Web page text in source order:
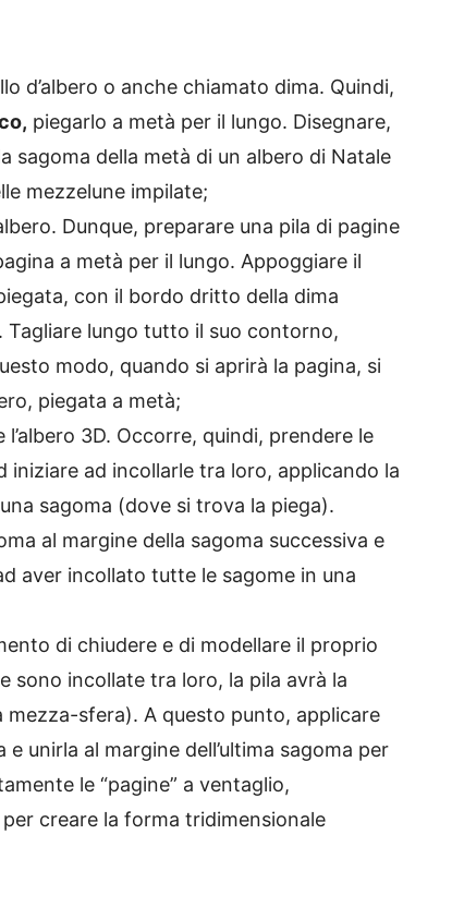
d’albero o anche chiamato dima. Quindi,
piegarlo a metà per il lungo. Disegnare,
sagoma della metà di un albero di Natale
mezzelune impilate;
Dunque, preparare una pila di pagine
a metà per il lungo. Appoggiare il
con il bordo dritto della dima
Tagliare lungo tutto il suo contorno,
modo, quando si aprirà la pagina, si
piegata a metà;
3D. Occorre, quindi, prendere le
ad incollarle tra loro, applicando la
sagoma (dove si trova la piega).
al margine della sagoma successiva e
aver incollato tutte le sagome in una
di chiudere e di modellare il proprio
sono incollate tra loro, la pila avrà la
sfera). A questo punto, applicare
unirla al margine dell’ultima sagoma per
le “pagine” a ventaglio,
creare la forma tridimensionale